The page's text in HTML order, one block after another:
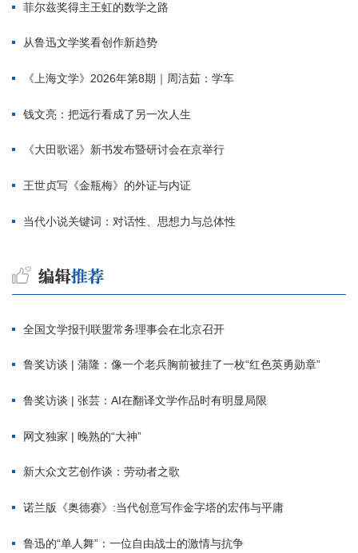
菲尔兹奖得主王虹的数学之路
从鲁迅文学奖看创作新趋势
《上海文学》2026年第8期｜周洁茹：学车
钱文亮：把远行看成了另一次人生
《大田歌谣》新书发布暨研讨会在京举行
王世贞写《金瓶梅》的外证与内证
当代小说关键词：对话性、思想力与总体性
全国文学报刊联盟常务理事会在北京召开
鲁奖访谈 | 蒲隆：像一个老兵胸前被挂了一枚“红色英勇勋章”
鲁奖访谈 | 张芸：AI在翻译文学作品时有明显局限
网文独家 | 晚熟的“大神”
新大众文艺创作谈：劳动者之歌
诺兰版《奥德赛》:当代创意写作金字塔的宏伟与平庸
鲁迅的“单人舞”：一位自由战士的激情与抗争